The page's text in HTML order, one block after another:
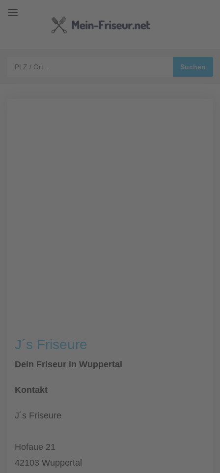
J´s Friseure
Dein Friseur in Wuppertal
Kontakt
J´s Friseure
Hofaue 21
42103 Wuppertal